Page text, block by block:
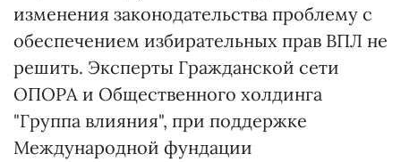
изменения законодательства проблему с
обеспечением избирательных прав ВПЛ не
решить. Эксперты Гражданской сети
ОПОРА и Общественного холдинга
"Группа влияния", при поддержке
Международной фундации